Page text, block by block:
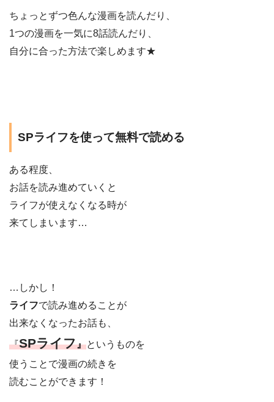
ちょっとずつ色んな漫画を読んだり、
1つの漫画を一気に8話読んだり、
自分に合った方法で楽しめます★
SPライフを使って無料で読める
ある程度、
お話を読み進めていくと
ライフが使えなくなる時が
来てしまいます…
…しかし！
ライフで読み進めることが
出来なくなったお話も、
『SPライフ』というものを
使うことで漫画の続きを
読むことができます！